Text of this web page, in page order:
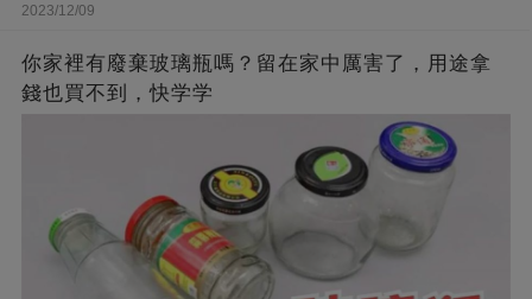
2023/12/09
你家裡有廢棄玻璃瓶嗎？留在家中厲害了，用途拿
錢也買不到，快学学